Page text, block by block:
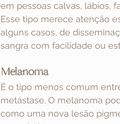
em pessoas calvas, lábios,
Esse tipo merece atenção
alguns casos, de
sangra com facilidade ou
Melanoma
É o tipo menos comum
metástase. O melanoma
como uma nova lesão